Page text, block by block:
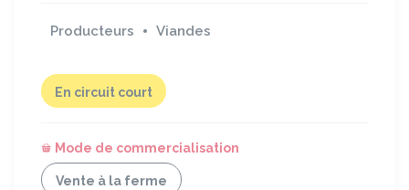
Producteurs Viandes
En circuit court
Mode de commercialisation
Vente à la ferme